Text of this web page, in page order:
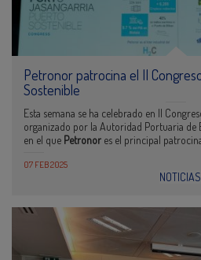
Petronor patrocina el II
Sostenible
Esta semana se ha celebrado en II
organizado por la Autoridad Portuaria de
en el que Petronor es el principal
07 FEB 2025
NOTICIAS